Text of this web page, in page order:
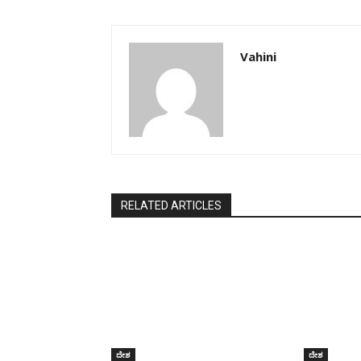
Vahini
RELATED ARTICLES
ದೇಶ ದೇಶ